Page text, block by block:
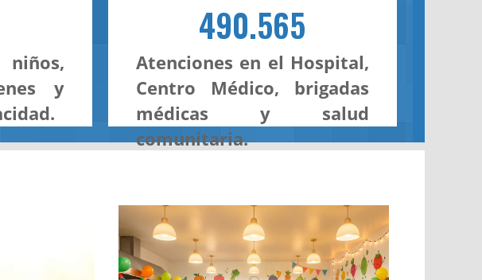
y
490.565
Atenciones en el Hospital,
Centro Médico, brigadas
médicas y salud
comunitaria.